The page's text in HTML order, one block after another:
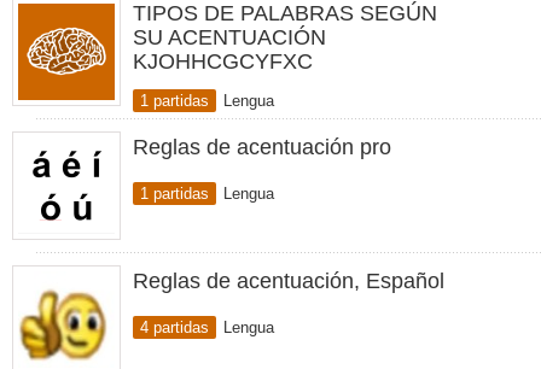
TIPOS DE PALABRAS SEGÚN
SU ACENTUACIÓN
KJOHHCGCYFXC
1 partidas Lengua
Reglas de acentuación pro
1 partidas Lengua
Reglas de acentuación, Español
4 partidas Lengua